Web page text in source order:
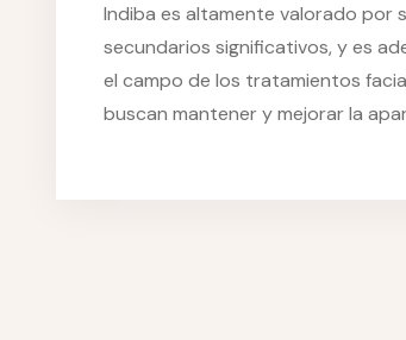
Indiba es altamente valorado por
secundarios significativos, y es
el campo de los tratamientos
buscan mantener y mejorar la